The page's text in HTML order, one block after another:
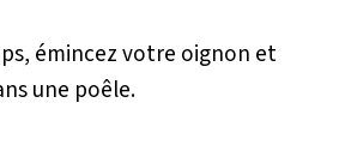
émincez votre oignon et
une poêle.